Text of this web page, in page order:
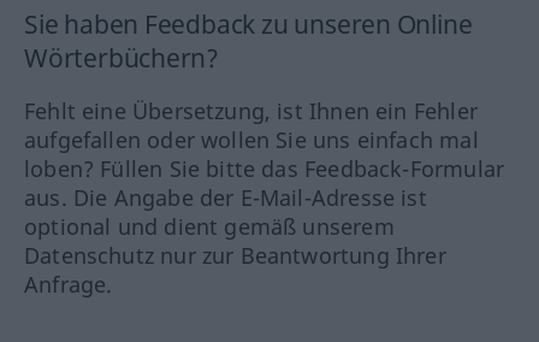
Sie haben Feedback zu unseren Online
Wörterbüchern?
Fehlt eine Übersetzung, ist Ihnen ein Fehler
aufgefallen oder wollen Sie uns einfach mal
loben? Füllen Sie bitte das Feedback-Formular
aus. Die Angabe der E-Mail-Adresse ist
optional und dient gemäß unserem
Datenschutz nur zur Beantwortung Ihrer
Anfrage.